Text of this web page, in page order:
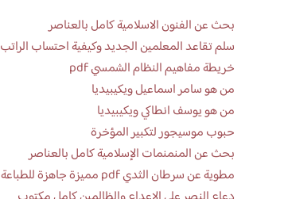
بحث عن الفنون الاسلامية كامل بالعناصر
سلم تقاعد المعلمين الجديد وكيفية احتساب الراتب
خريطة مفاهيم النظام الشمسي pdf
من هو سامر اسماعيل ويكيبيديا
من هو يوسف انطاكي ويكيبيديا
حبوب موسيجور لتكبير المؤخرة
بحث عن المنمنمات الإسلامية كامل بالعناصر
مطوية عن سرطان الثدي pdf مميزة جاهزة للطباعة